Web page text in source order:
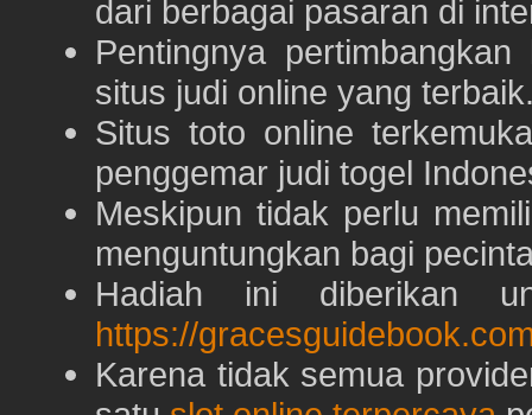
dari berbagai pasaran di
Pentingnya
situs judi online yang
Situs toto online
penggemar judi togel
Meskipun tidak perlu
menguntungkan bagi
Hadiah ini diberikan
https://
Karena tidak semua